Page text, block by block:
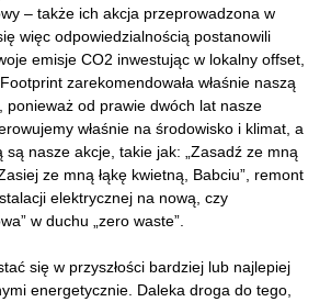
– także ich akcja przeprowadzona w
więc odpowiedzialnością postanowili
emisje CO2 inwestując w lokalny offset,
zarekomendowała właśnie naszą
ponieważ od prawie dwóch lat nasze
właśnie na środowisko i klimat, a
są nasze akcje, takie jak: „Zasadź ze mną
ze mną łąkę kwietną, Babciu”, remont
elektrycznej na nową, czy
w duchu „zero waste”.
się w przyszłości bardziej lub najlepiej
energetycznie. Daleka droga do tego,